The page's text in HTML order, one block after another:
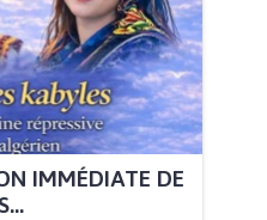
IMMÉDIATE DE